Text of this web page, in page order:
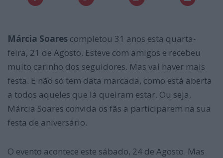
Márcia Soares completou 31 anos esta quarta-
feira, 21 de Agosto. Esteve com amigos e recebeu
muito carinho dos seguidores. Mas vai haver mais
festa. E não só tem data marcada, como está aberta
a todos aqueles que lá queiram estar. Ou seja,
Márcia Soares convida os fãs a participarem na sua
festa de aniversário.
O evento acontece este sábado, 24 de Agosto. Mas